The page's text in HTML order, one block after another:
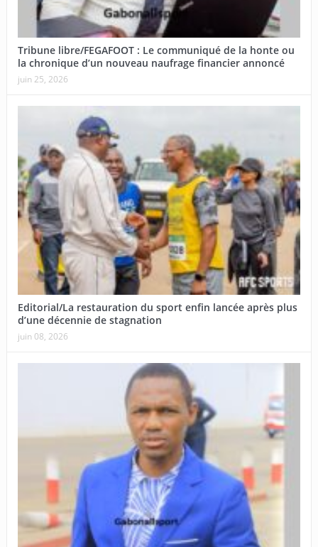
Tribune libre/FEGAFOOT : Le communiqué de la honte ou
la chronique d’un nouveau naufrage financier annoncé
juin 25, 2026
Editorial/La restauration du sport enfin lancée après plus
d’une décennie de stagnation
juin 08, 2026